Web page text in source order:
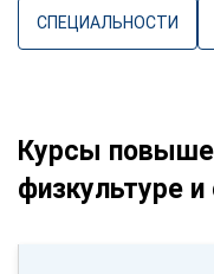
СПЕЦИАЛЬНОСТИ
Курсы
физкультуре и